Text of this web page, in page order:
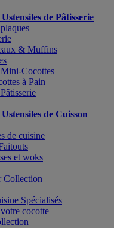
de Pâtisserie
& Muffins
Cocottes
à Pain
de Cuisson
de cuisine
et woks
Collection
Spécialisés
cocotte